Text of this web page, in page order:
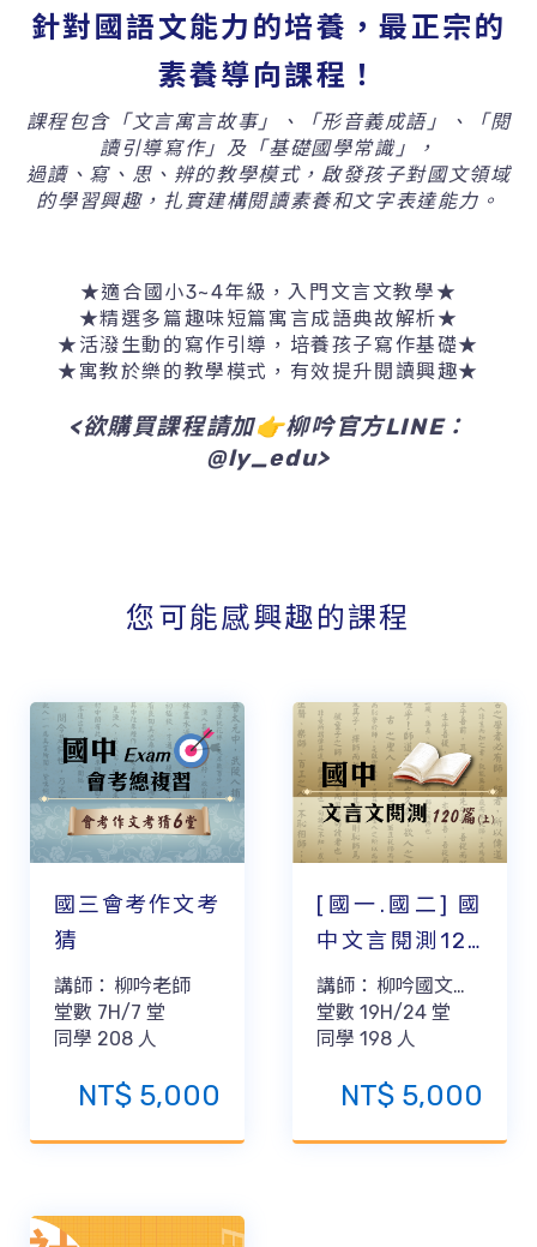
針對國語文能力的培養，最正宗的
素養導向課程！
課程包含「文言寓言故事」、「形音義成語」、「閱
讀引導寫作」及「基礎國學常識」，
過讀、寫、思、辨的教學模式，啟發孩子對國文領域
的學習興趣，扎實建構閱讀素養和文字表達能力。
★適合國小3~4年級，入門文言文教學★
★精選多篇趣味短篇寓言成語典故解析★
★活潑生動的寫作引導，培養孩子寫作基礎★
★寓教於樂的教學模式，有效提升閱讀興趣★
<欲購買課程請加👉柳吟官方LINE：
@ly_edu>
您可能感興趣的課程
國三會考作文考
猜
講師： 柳吟老師
堂數 7H/7 堂
同學 208 人
NT$ 5,000
[國一.國二] 國
中文言閱測120
篇(上)
講師： 柳吟國文團
隊
堂數 19H/24 堂
同學 198 人
NT$ 5,000